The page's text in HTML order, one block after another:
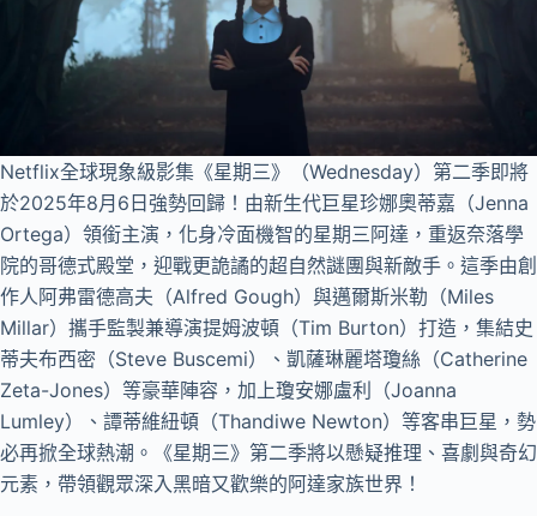
Netflix全球現象級影集《星期三》（Wednesday）第二季即將
於2025年8月6日強勢回歸！由新生代巨星珍娜奧蒂嘉（Jenna
Ortega）領銜主演，化身冷面機智的星期三阿達，重返奈落學
院的哥德式殿堂，迎戰更詭譎的超自然謎團與新敵手。這季由創
作人阿弗雷德高夫（Alfred Gough）與邁爾斯米勒（Miles
Millar）攜手監製兼導演提姆波頓（Tim Burton）打造，集結史
蒂夫布西密（Steve Buscemi）、凱薩琳麗塔瓊絲（Catherine
Zeta-Jones）等豪華陣容，加上瓊安娜盧利（Joanna
Lumley）、譚蒂維紐頓（Thandiwe Newton）等客串巨星，勢
必再掀全球熱潮。《星期三》第二季將以懸疑推理、喜劇與奇幻
元素，帶領觀眾深入黑暗又歡樂的阿達家族世界！